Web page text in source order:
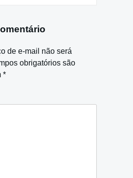
de e-mail não será
obrigatórios são
*